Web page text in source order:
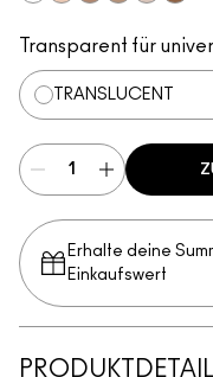
Transparent für
TRANSLUCENT
Erhalte deine
Einkaufswert​